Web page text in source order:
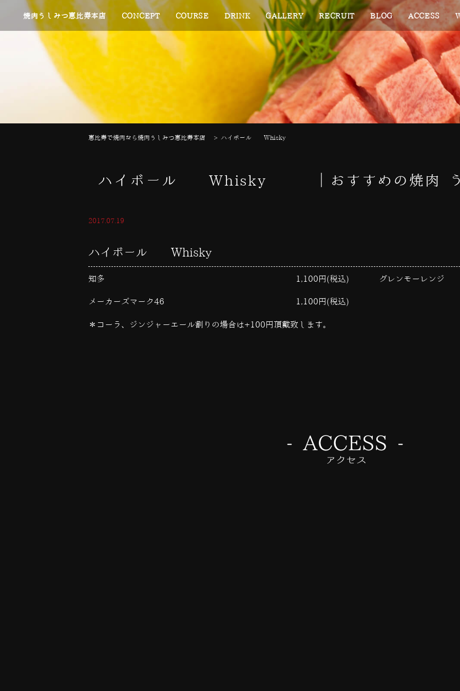
焼肉うしみつ恵比寿本店 CONCEPT COURSE DRINK GALLERY RECRUIT BLOG ACCESS
恵比寿で焼肉なら焼肉うしみつ恵比寿本店 > ハイボール Whisky
ハイボール Whisky ｜おすすめの焼肉 う
2017.07.19
ハイボール Whisky
知多 1,100円(税込) グレンモーレンジ
メーカーズマーク46 1,100円(税込)
＊コーラ、ジンジャーエール割りの場合は+100円頂戴致します。